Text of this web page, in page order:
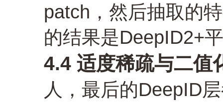
patch，然后抽取的
的结果是DeepID2+
4.4 适度稀疏与二值
人，最后的DeepID